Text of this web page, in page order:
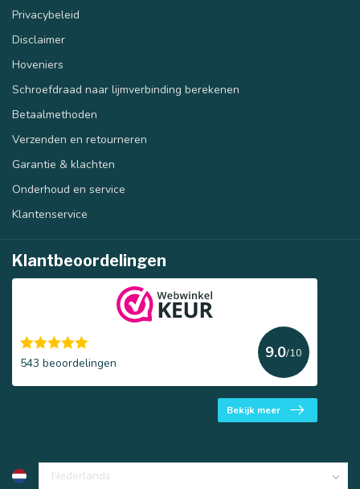
Privacybeleid
Disclaimer
Hoveniers
Schroefdraad naar lijmverbinding berekenen
Betaalmethoden
Verzenden en retourneren
Garantie & klachten
Onderhoud en service
Klantenservice
Klantbeoordelingen
543 beoordelingen
9.0/10
Bekijk meer